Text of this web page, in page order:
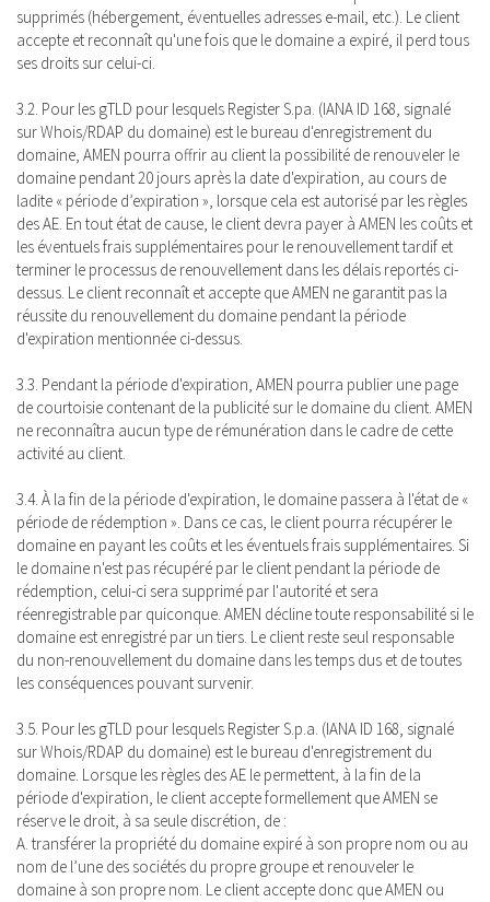
supprimés (hébergement, éventuelles adresses e-mail, etc.). Le client
accepte et reconnaît qu'une fois que le domaine a expiré, il perd tous
ses droits sur celui-ci.
3.2. Pour les gTLD pour lesquels Register S.pa. (IANA ID 168, signalé
sur Whois/RDAP du domaine) est le bureau d'enregistrement du
domaine, AMEN pourra offrir au client la possibilité de renouveler le
domaine pendant 20 jours après la date d'expiration, au cours de
ladite « période d’expiration », lorsque cela est autorisé par les règles
des AE. En tout état de cause, le client devra payer à AMEN les coûts et
les éventuels frais supplémentaires pour le renouvellement tardif et
terminer le processus de renouvellement dans les délais reportés ci-
dessus. Le client reconnaît et accepte que AMEN ne garantit pas la
réussite du renouvellement du domaine pendant la période
d'expiration mentionnée ci-dessus.
3.3. Pendant la période d'expiration, AMEN pourra publier une page
de courtoisie contenant de la publicité sur le domaine du client. AMEN
ne reconnaîtra aucun type de rémunération dans le cadre de cette
activité au client.
3.4. À la fin de la période d'expiration, le domaine passera à l'état de «
période de rédemption ». Dans ce cas, le client pourra récupérer le
domaine en payant les coûts et les éventuels frais supplémentaires. Si
le domaine n'est pas récupéré par le client pendant la période de
rédemption, celui-ci sera supprimé par l'autorité et sera
réenregistrable par quiconque. AMEN décline toute responsabilité si le
domaine est enregistré par un tiers. Le client reste seul responsable
du non-renouvellement du domaine dans les temps dus et de toutes
les conséquences pouvant survenir.
3.5. Pour les gTLD pour lesquels Register S.p.a. (IANA ID 168, signalé
sur Whois/RDAP du domaine) est le bureau d'enregistrement du
domaine. Lorsque les règles des AE le permettent, à la fin de la
période d'expiration, le client accepte formellement que AMEN se
réserve le droit, à sa seule discrétion, de :
A. transférer la propriété du domaine expiré à son propre nom ou au
nom de l’une des sociétés du propre groupe et renouveler le
domaine à son propre nom. Le client accepte donc que AMEN ou